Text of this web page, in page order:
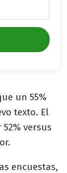
un 55%
texto. El
versus
encuestas,